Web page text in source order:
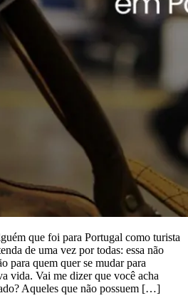
que foi para Portugal como turista
de uma vez por todas: essa não
para quem quer se mudar para
vida. Vai me dizer que você acha
Aqueles que não possuem […]